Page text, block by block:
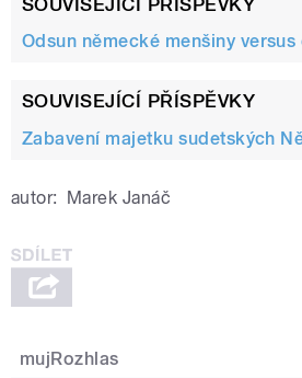
Odsun německé menšiny
SOUVISEJÍCÍ PŘÍSPĚVKY
Zabavení majetku sudetských
autor: Marek Janáč
mujRozhlas